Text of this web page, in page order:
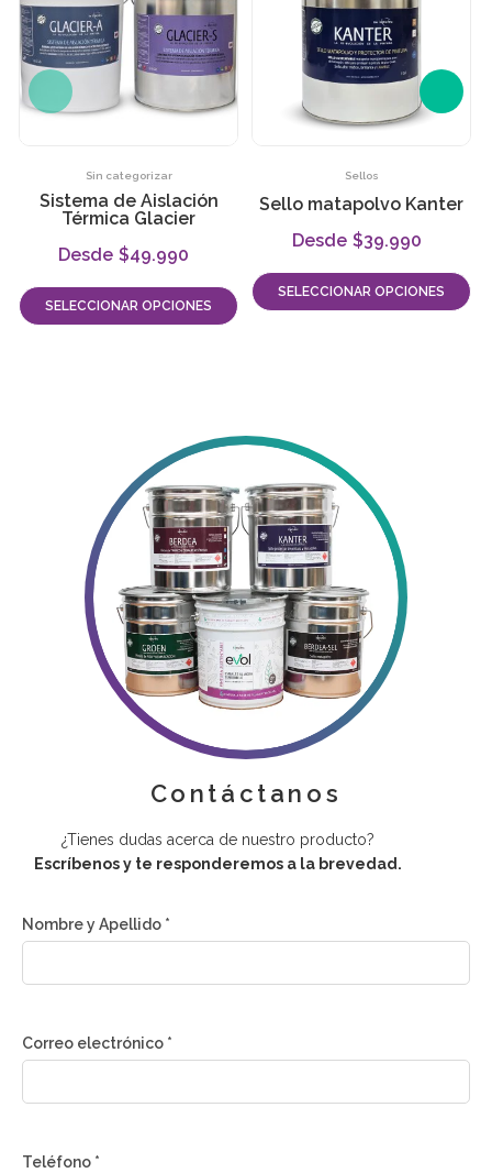
Sin categorizar
Sistema de Aislación
Térmica Glacier
$49.990
SELECCIONAR OPCIONES
Sellos
Sello matapolvo Kanter
$39.990
SELECCIONAR OPCIONES
Contáctanos
¿Tienes dudas acerca de nuestro producto?
Escríbenos y te responderemos a la brevedad.
Nombre y Apellido *
Correo electrónico *
Teléfono *